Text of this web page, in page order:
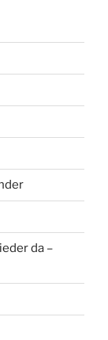
da –